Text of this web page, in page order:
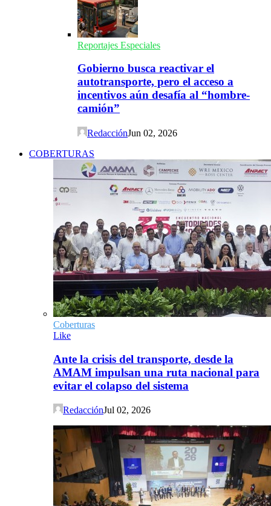
Reportajes Especiales
Gobierno busca reactivar el
autotransporte, pero el acceso a
incentivos aún desafía al “hombre-
camión”
RedacciónJun 02, 2026
COBERTURAS
Coberturas
Like
Ante la crisis del transporte, desde la
AMAM impulsan una ruta nacional para
evitar el colapso del sistema
RedacciónJul 02, 2026